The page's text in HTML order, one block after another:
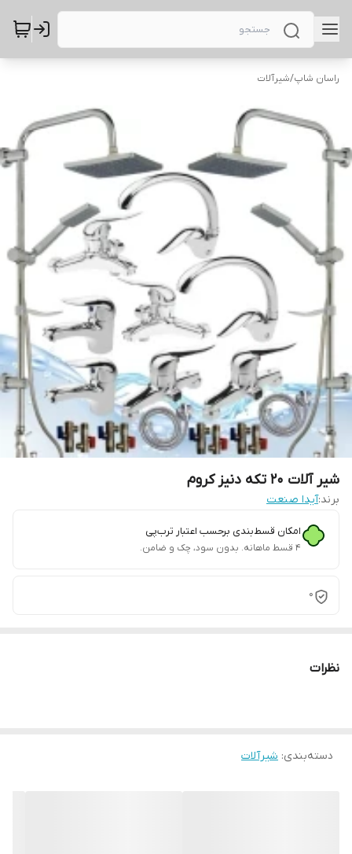
راسان شاپ/شیرآلات
شیر آلات 20 تکه دنیز کروم
برند:آیدا صنعت
امکان قسط‌بندی برحسب اعتبار ترب‌پی
۴ قسط ماهانه. بدون سود، چک و ضامن.
0
نظرات
دسته‌بندی: شیرآلات